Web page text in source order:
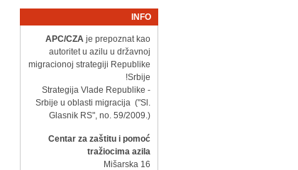
INFO
APC/CZA je prepoznat kao
autoritet u azilu u državnoj
migracionoj strategiji Republike
Srbije!
- Strategija Vlade Republike
Srbije u oblasti migracija ("Sl.
Glasnik RS", no. 59/2009.)
Centar za zaštitu i pomoć
tražiocima azila
Mišarska 16